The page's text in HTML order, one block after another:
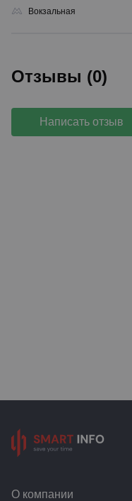
Вокзальная
Отзывы (0)
Написать отзыв
О компании